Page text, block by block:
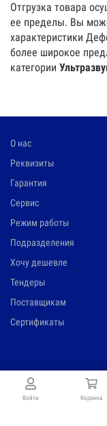
Войти Корзина
Отгрузка товара
ее пределы. Вы
характеристики
более широкое
категории
О нас
Реквизиты
Гарантия
Сервис
Режим работы
Подразделения
Хочу дешевле
Тендеры
Поставщикам
Сертификаты